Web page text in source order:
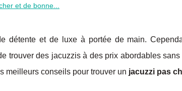
et de bonne...
détente et de luxe à portée de main.
trouver des jacuzzis à des prix abordables sans
meilleurs conseils pour trouver un jacuzzi pas